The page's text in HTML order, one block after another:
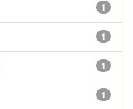
1
1
1
1